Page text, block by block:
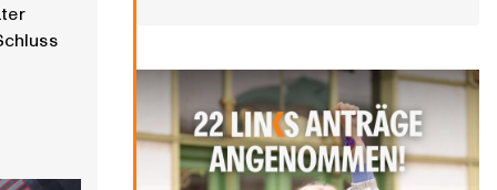
f
t
!
W
S
D
i
r